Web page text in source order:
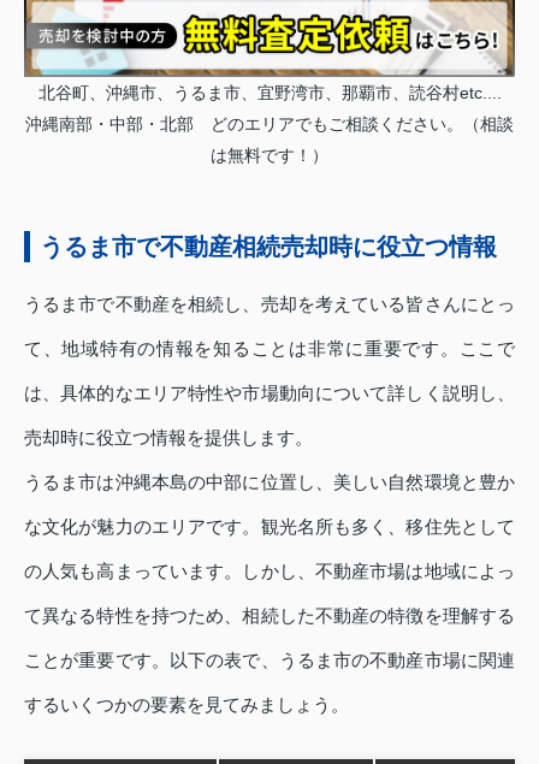
北谷町、沖縄市、うるま市、宜野湾市、那覇市、読谷村etc....
沖縄南部・中部・北部 どのエリアでもご相談ください。（相談
は無料です！）
うるま市で不動産相続売却時に役立つ情報
うるま市で不動産を相続し、売却を考えている皆さんにとっ
て、地域特有の情報を知ることは非常に重要です。ここで
は、具体的なエリア特性や市場動向について詳しく説明し、
売却時に役立つ情報を提供します。
うるま市は沖縄本島の中部に位置し、美しい自然環境と豊か
な文化が魅力のエリアです。観光名所も多く、移住先として
の人気も高まっています。しかし、不動産市場は地域によっ
て異なる特性を持つため、相続した不動産の特徴を理解する
ことが重要です。以下の表で、うるま市の不動産市場に関連
するいくつかの要素を見てみましょう。